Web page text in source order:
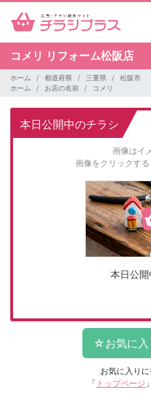
コメリ リフォーム松阪店
ホーム 都道府県 三重県
松阪市
ホーム
お店の名前 コメリ
本日公開中のチラシ
画像はイ
画像をクリックする
本日公
お気に入り
「 トップページ